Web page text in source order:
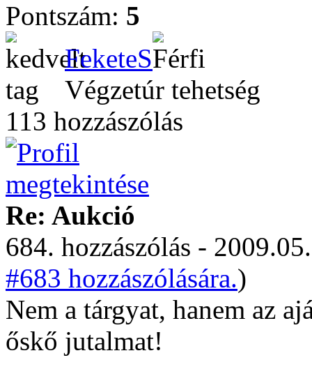
Pontszám: 5
FeketeS
Végzetúr tehetség
113 hozzászólás
Re: Aukció
684. hozzászólás -
#683 hozzászólására.)
Nem a tárgyat, hanem az
őskő jutalmat!